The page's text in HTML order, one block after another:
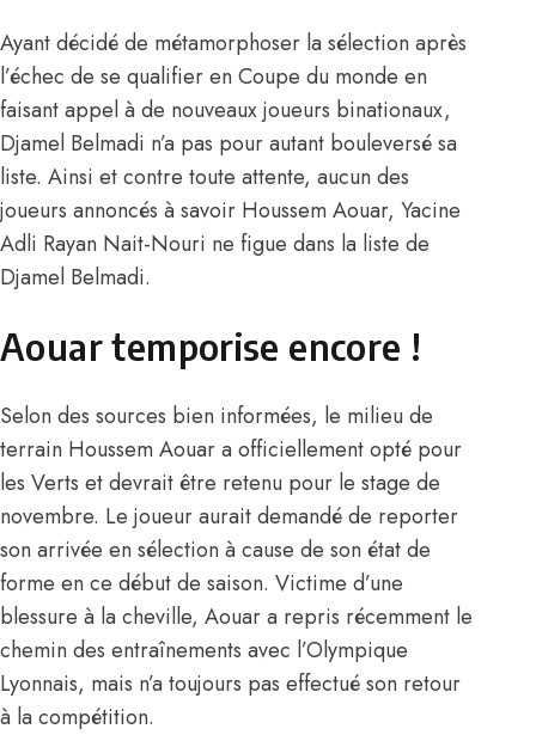
Ayant décidé de métamorphoser la sélection après
l’échec de se qualifier en Coupe du monde en
faisant appel à de nouveaux joueurs binationaux,
Djamel Belmadi n’a pas pour autant bouleversé sa
liste. Ainsi et contre toute attente, aucun des
joueurs annoncés à savoir Houssem Aouar, Yacine
Adli Rayan Nait-Nouri ne figue dans la liste de
Djamel Belmadi.
Aouar temporise encore !
Selon des sources bien informées, le milieu de
terrain Houssem Aouar a officiellement opté pour
les Verts et devrait être retenu pour le stage de
novembre. Le joueur aurait demandé de reporter
son arrivée en sélection à cause de son état de
forme en ce début de saison. Victime d’une
blessure à la cheville, Aouar a repris récemment le
chemin des entraînements avec l’Olympique
Lyonnais, mais n’a toujours pas effectué son retour
à la compétition.